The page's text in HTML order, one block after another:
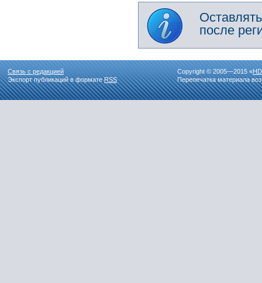
после
Связь с редакцией
Экспорт публикаций в форматеRSS
Copyright © 2005—2015 «
Перепечатка материала